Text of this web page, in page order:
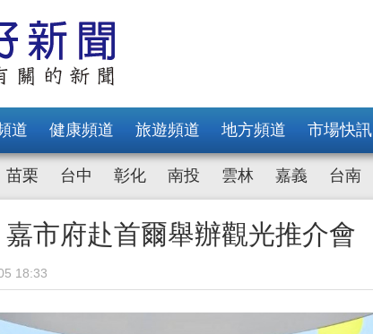
道 健康頻道 旅遊頻道 地方頻道 市場快訊
苗栗 台中 彰化 南投 雲林 嘉義 台南
市府赴首爾舉辦觀光推介會
18:33